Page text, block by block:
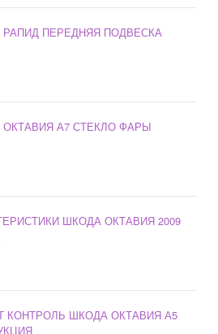
ПЕРЕДНЯЯ ПОДВЕСКА
А7 СТЕКЛО ФАРЫ
ШКОДА ОКТАВИЯ 2009
КОНТРОЛЬ ШКОДА ОКТАВИЯ А5